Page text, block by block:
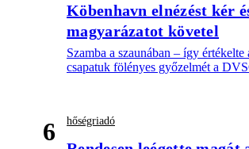
Köbenhavn elnézést kér
magyarázatot követel
Szamba a szaunában – így értékelte
csapatuk fölényes győzelmét a
6 hőségriadó